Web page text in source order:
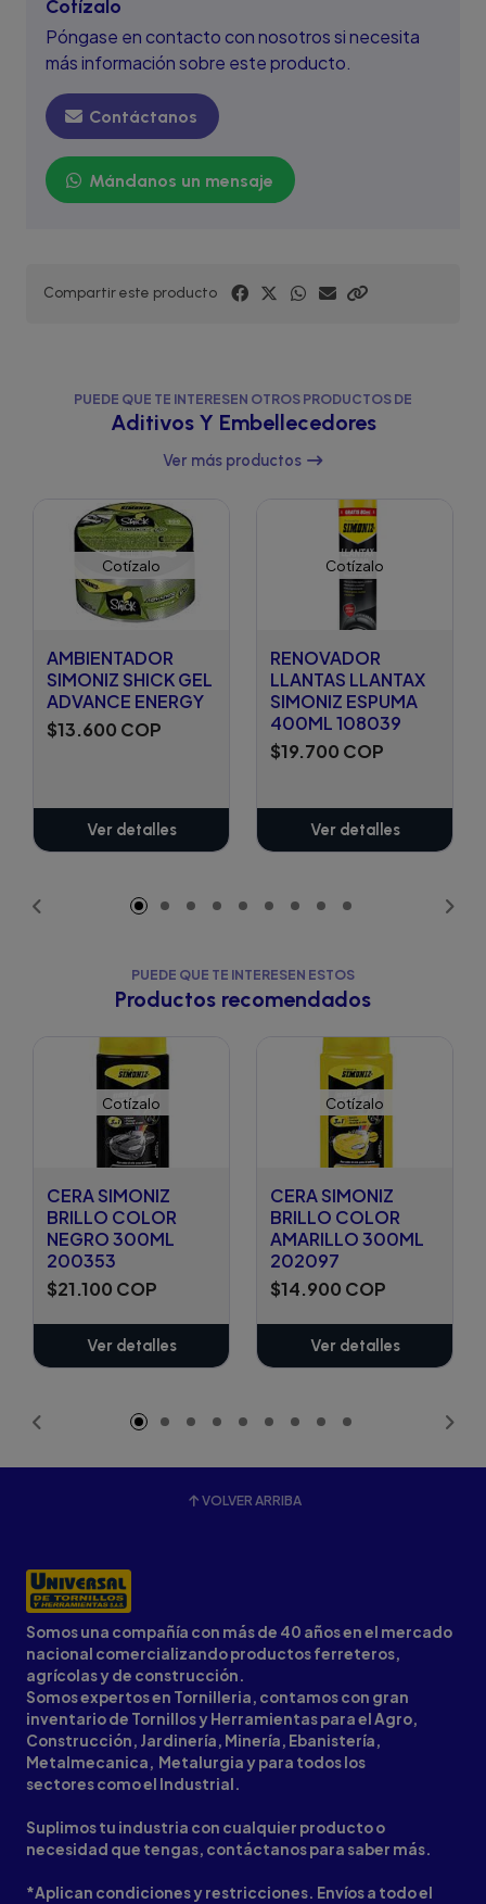
Cotízalo
Póngase en contacto con nosotros si necesita
más información sobre este producto.
Contáctanos
Mándanos un mensaje
Compartir este producto
PUEDE QUE TE INTERESEN OTROS PRODUCTOS DE
Aditivos Y Embellecedores
Ver más productos
Cotízalo
AMBIENTADOR
SIMONIZ SHICK GEL
ADVANCE ENERGY
$13.600 COP
Ver detalles
Cotízalo
RENOVADOR
LLANTAS LLANTAX
SIMONIZ ESPUMA
400ML 108039
$19.700 COP
Ver detalles
PUEDE QUE TE INTERESEN ESTOS
Productos recomendados
Cotízalo
CERA SIMONIZ
BRILLO COLOR
NEGRO 300ML
200353
$21.100 COP
Ver detalles
Cotízalo
CERA SIMONIZ
BRILLO COLOR
AMARILLO 300ML
202097
$14.900 COP
Ver detalles
VOLVER ARRIBA
Somos una compañía con más de 40 años en el mercado
nacional comercializando productos ferreteros,
agrícolas y de construcción.
Somos expertos en Tornilleria, contamos con gran
inventario de Tornillos y Herramientas para el Agro,
Construcción, Jardinería, Minería, Ebanistería,
Metalmecanica, Metalurgia y para todos los
sectores como el Industrial.
Suplimos tu industria con cualquier producto o
necesidad que tengas, contáctanos para saber más.
*Aplican condiciones y restricciones. Envíos a todo el